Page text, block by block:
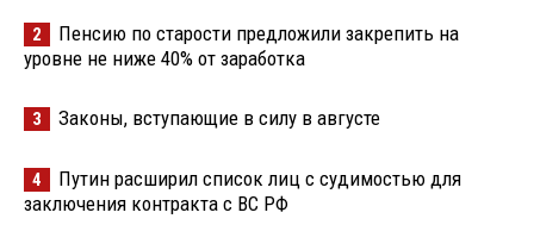
2
Пенсию по старости предложили закрепить на
уровне не ниже 40% от заработка
3 Законы, вступающие в силу в августе
4
Путин расширил список лиц с судимостью для
заключения контракта с ВС РФ